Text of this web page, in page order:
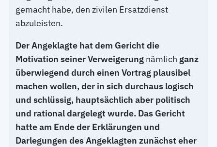
gemacht habe, den zivilen Ersatzdienst
abzuleisten.
Der Angeklagte hat dem Gericht die
Motivation seiner Verweigerung nämlich ganz
überwiegend durch einen Vortrag plausibel
machen wollen, der in sich durchaus logisch
und schlüssig, hauptsächlich aber politisch
und rational dargelegt wurde. Das Gericht
hatte am Ende der Erklärungen und
Darlegungen des Angeklagten zunächst eher